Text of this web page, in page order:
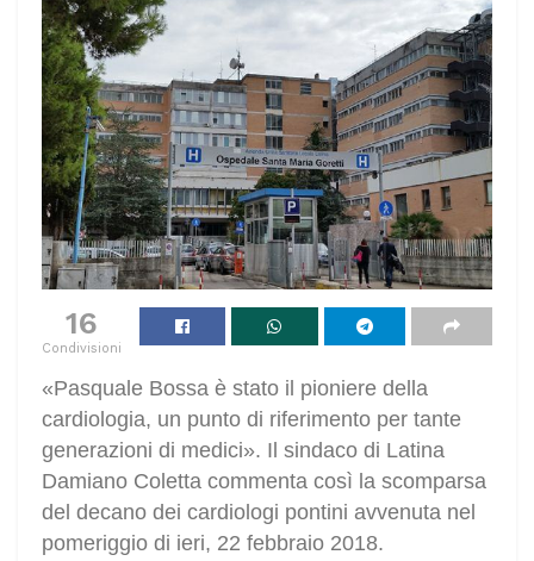
16
Condivisioni
«Pasquale Bossa è stato il pioniere della
cardiologia, un punto di riferimento per tante
generazioni di medici». Il sindaco di Latina
Damiano Coletta commenta così la scomparsa
del decano dei cardiologi pontini avvenuta nel
pomeriggio di ieri, 22 febbraio 2018.